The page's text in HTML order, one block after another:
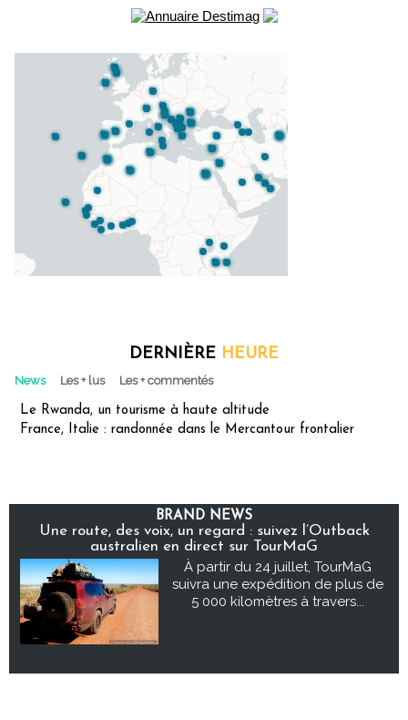
DERNIÈRE HEURE
News Les + lus Les + commentés
Le Rwanda, un tourisme à haute altitude
France, Italie : randonnée dans le Mercantour frontalier
BRAND NEWS
Une route, des voix, un regard : suivez l’Outback
australien en direct sur TourMaG
À partir du 24 juillet, TourMaG
suivra une expédition de plus de
5 000 kilomètres à travers...